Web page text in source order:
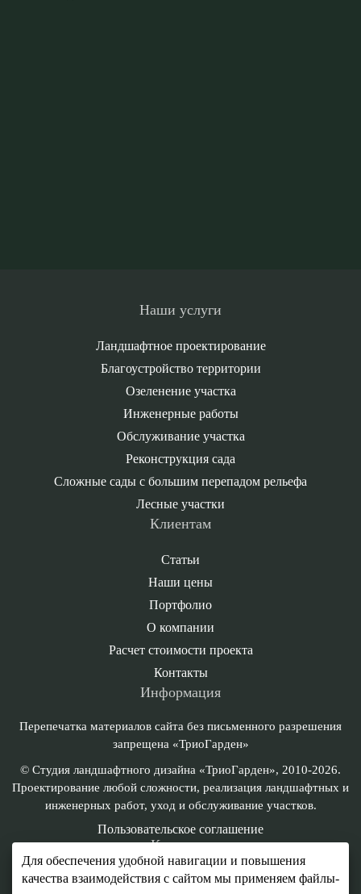
Наши услуги
Ландшафтное проектирование
Благоустройство территории
Озеленение участка
Инженерные работы
Обслуживание участка
Реконструкция сада
Сложные сады с большим перепадом рельефа
Лесные участки
Клиентам
Статьи
Наши цены
Портфолио
О компании
Расчет стоимости проекта
Контакты
Информация
Перепечатка материалов сайта без письменного разрешения
запрещена «ТриоГарден»
© Cтудия ландшафтного дизайна «ТриоГарден», 2010-2026.
Проектирование любой сложности, реализация ландшафтных и
инженерных работ, уход и обслуживание участков.
Пользовательское соглашение
Контакты
+7 (495) 196-08-40
Для обеспечения удобной навигации и повышения
качества взаимодействия с сайтом мы применяем файлы-